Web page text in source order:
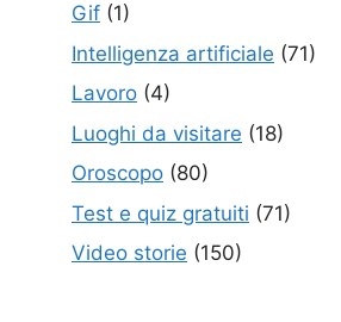
Gif (1)
Intelligenza artificiale (71)
Lavoro (4)
Luoghi da visitare (18)
Oroscopo (80)
Test e quiz gratuiti (71)
Video storie (150)